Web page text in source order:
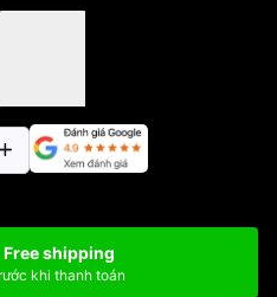
shipping
khi thanh toán